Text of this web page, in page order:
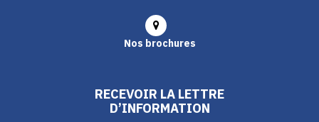
Nos brochures
RECEVOIR LA LETTRE
D’INFORMATION